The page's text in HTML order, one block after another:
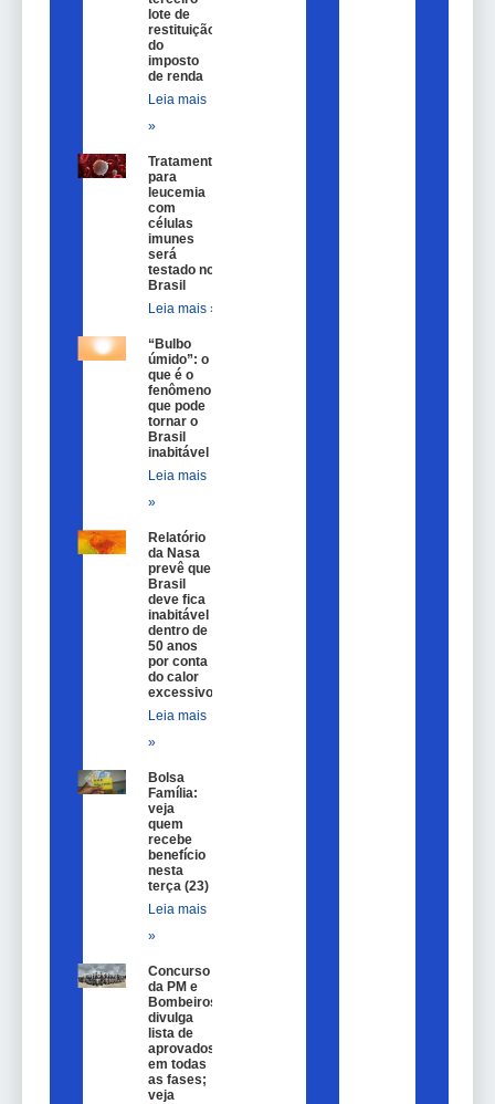
lote de
restituição
do
imposto
de renda
Leia mais
»
Tratamento
para
leucemia
com
células
imunes
será
testado no
Brasil
Leia mais »
“Bulbo
úmido”: o
que é o
fenômeno
que pode
tornar o
Brasil
inabitável
Leia mais
»
Relatório
da Nasa
prevê que
Brasil
deve fica
inabitável
dentro de
50 anos
por conta
do calor
excessivo
Leia mais
»
Bolsa
Família:
veja
quem
recebe
benefício
nesta
terça (23)
Leia mais
»
Concurso
da PM e
Bombeiros
divulga
lista de
aprovados
em todas
as fases;
veja